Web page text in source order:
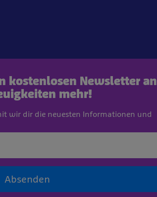
kostenlosen Newsletter an
mehr!
wir dir die neuesten Informationen und
Absenden